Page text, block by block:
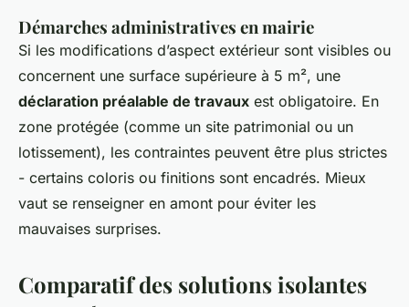
Démarches administratives en mairie
Si les modifications d’aspect extérieur sont visibles ou
concernent une surface supérieure à 5 m², une
déclaration préalable de travaux est obligatoire. En
zone protégée (comme un site patrimonial ou un
lotissement), les contraintes peuvent être plus strictes
- certains coloris ou finitions sont encadrés. Mieux
vaut se renseigner en amont pour éviter les
mauvaises surprises.
Comparatif des solutions isolantes